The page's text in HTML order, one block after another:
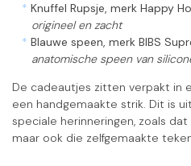
* Knuffel Rupsje, merk Happy
origineel en zacht
* Blauwe speen, merk BIBS
anatomische speen van
De cadeautjes zitten verpakt in
een handgemaakte strik. Dit is
speciale herinneringen, zoals
maar ook die zelfgemaakte